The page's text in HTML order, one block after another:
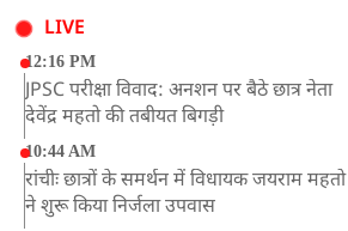
LIVE
12:16 PM
JPSC परीक्षा विवाद: अनशन पर बैठे छात्र नेता
देवेंद्र महतो की तबीयत बिगड़ी
10:44 AM
रांचीः छात्रों के समर्थन में विधायक जयराम महतो
ने शुरू किया निर्जला उपवास